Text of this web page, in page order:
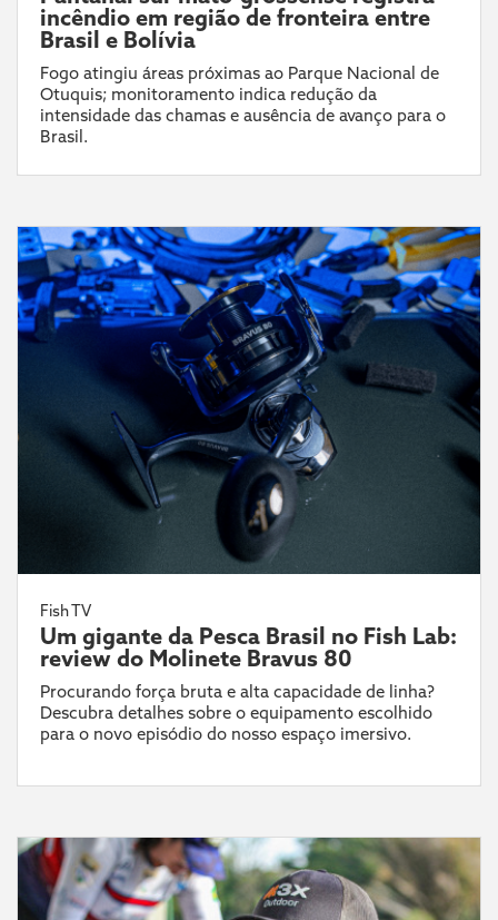
incêndio em região de fronteira entre
Brasil e Bolívia
Fogo atingiu áreas próximas ao Parque Nacional de
Otuquis; monitoramento indica redução da
intensidade das chamas e ausência de avanço para o
Brasil.
Fish TV
Um gigante da Pesca Brasil no Fish Lab:
review do Molinete Bravus 80
Procurando força bruta e alta capacidade de linha?
Descubra detalhes sobre o equipamento escolhido
para o novo episódio do nosso espaço imersivo.